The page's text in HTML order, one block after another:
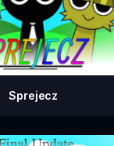
Sprejecz